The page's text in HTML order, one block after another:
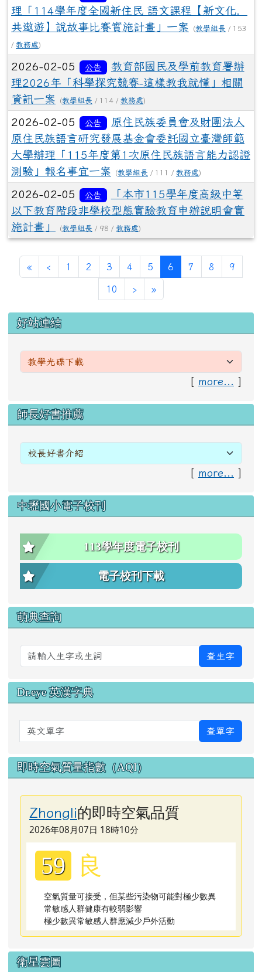
理「114學年度全國新住民 語文課程【新文化．
共遨遊】說故事比賽實施計畫」一案
(教學組長 / 153
/ 教務處)
2026-02-05 公告
教育部國民及學前教育署辦
理2026年「科學探究競賽-這樣教我就懂」相關
資訊一案
(教學組長 / 114 / 教務處)
2026-02-05 公告
原住民族委員會及財團法人
原住民族語言研究發展基金會委託國立臺灣師範
大學辦理「115年度第1次原住民族語言能力認證
測驗」報名事宜一案
(教學組長 / 111 / 教務處)
2026-02-05 公告
「本市115學年度高級中等
以下教育階段非學校型態實驗教育申辦說明會實
施計畫」
(教學組長 / 98 / 教務處)
«第一頁
‹ 上一頁
1 2 3 4 5 6 (目前頁次)
7 8 9
10 ›下一頁
»最後頁
左邊區域內容
好站連結
[ more... ]
右邊區域內容
師長好書推薦
[ more... ]
中壢國小電子校刊
113學年度電子校刊
電子校刊下載
萌典查詢
查生字
Dr.eye 英漢字典
英文單字 查單字
即時空氣質量指數（AQI）
Zhongli的即時空氣品質
2026年08月07日 18時10分
59 良
空氣質量可接受，但某些污染物可能對極少數異
常敏感人群健康有較弱影響
極少數異常敏感人群應減少戶外活動
衛星雲圖